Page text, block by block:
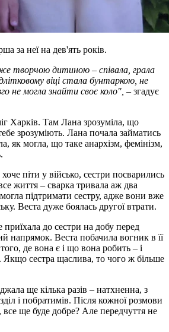
за неї на дев'ять років.
творчою дитиною – співала, грала
віці стала бунтаркою, не
не могла знайти своє коло", – згадує
Харків. Там Лана зрозуміла, що
зрозуміють. Лана почала займатись
як могла, що таке анархізм, фемінізм,
піти у військо, сестри посварились
життя – сварка тривала аж два
підтримати сестру, адже вони вже
Веста дуже боялась другої втрати.
до сестри на добу перед
напрямок. Веста побачила вогник в її
де вона є і що вона робить – і
Якщо сестра щаслива, то чого ж більше
ще кілька разів – натхненна, з
і побратимів. Після кожної розмови
ще буде добре? Але передчуття не